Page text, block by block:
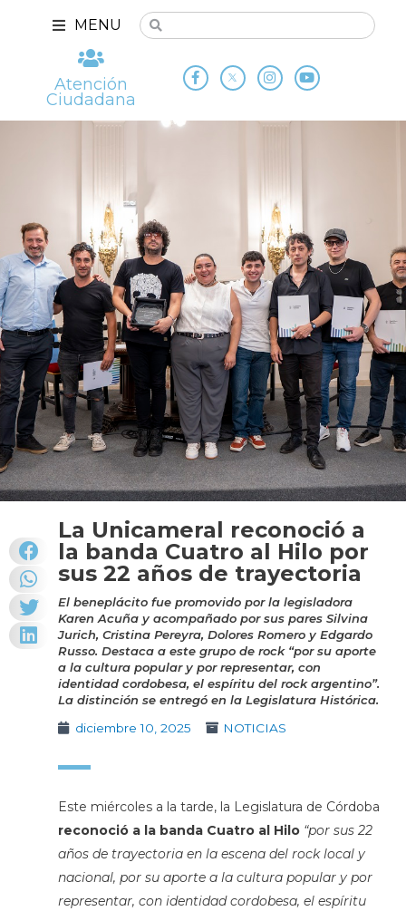
MENU
Atención
Ciudadana
La Unicameral reconoció a
la banda Cuatro al Hilo por
sus 22 años de trayectoria
El beneplácito fue promovido por la legisladora
Karen Acuña y acompañado por sus pares Silvina
Jurich, Cristina Pereyra, Dolores Romero y Edgardo
Russo. Destaca a este grupo de rock “por su aporte
a la cultura popular y por representar, con
identidad cordobesa, el espíritu del rock argentino”.
La distinción se entregó en la Legislatura Histórica.
diciembre 10, 2025
NOTICIAS
Este miércoles a la tarde, la Legislatura de Córdoba
reconoció a la banda Cuatro al Hilo “por sus 22
años de trayectoria en la escena del rock local y
nacional, por su aporte a la cultura popular y por
representar, con identidad cordobesa, el espíritu